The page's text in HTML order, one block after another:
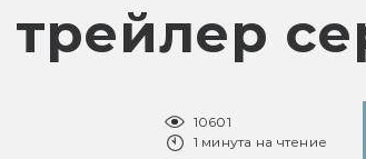
10601
1 минута на чтение